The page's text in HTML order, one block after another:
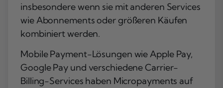
insbesondere wenn sie mit anderen Services
wie Abonnements oder größeren Käufen
kombiniert werden.
Mobile Payment-Lösungen wie Apple Pay,
Google Pay und verschiedene Carrier-
Billing-Services haben Micropayments auf